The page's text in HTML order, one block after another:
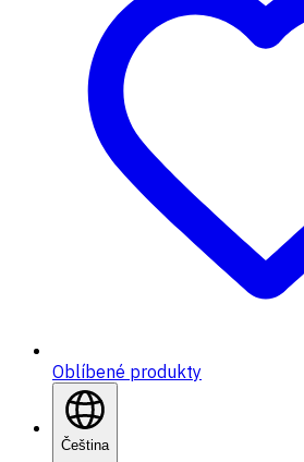
Oblíbené produkty
Čeština